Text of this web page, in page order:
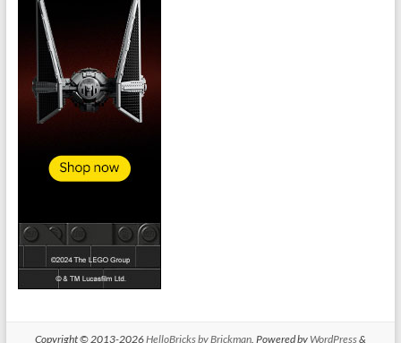
Copyright © 2013-2026HelloBricks by Brickman. Powered by WordPress&